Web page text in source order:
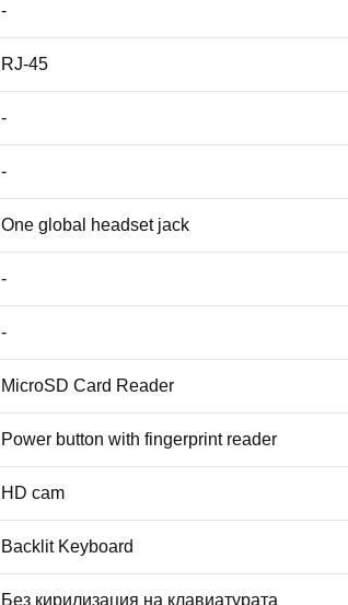
-
RJ-45
-
-
One global headset jack
-
-
MicroSD Card Reader
Power button with fingerprint reader
HD cam
Backlit Keyboard
Без кирилизация на клавиатурата